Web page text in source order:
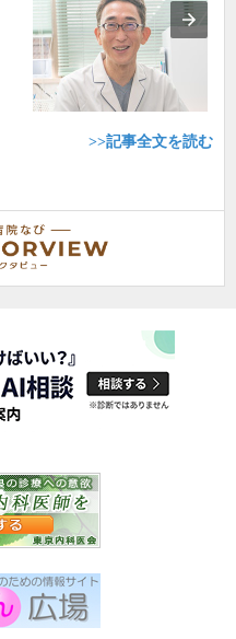
>>記事全文を読む